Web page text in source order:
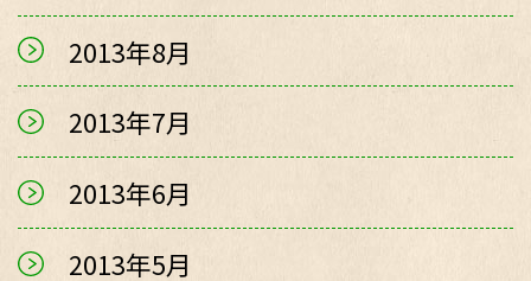
2013年8月
2013年7月
2013年6月
2013年5月